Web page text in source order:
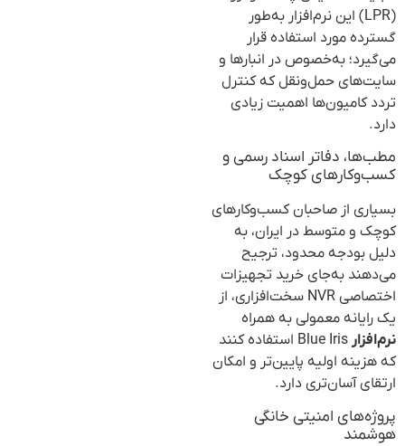
(LPR) این نرم‌افزار به‌طور
گسترده مورد استفاده قرار
می‌گیرد؛ به‌خصوص در انبارها و
سایت‌های حمل‌ونقل که کنترل
تردد کامیون‌ها اهمیت زیادی
دارد.
مطب‌ها، دفاتر اسناد رسمی و
کسب‌وکارهای کوچک
بسیاری از صاحبان کسب‌وکارهای
کوچک و متوسط در ایران، به
دلیل بودجه محدود، ترجیح
می‌دهند به‌جای خرید تجهیزات
اختصاصی NVR سخت‌افزاری، از
یک رایانه معمولی به همراه
نرم‌افزار
Blue Iris استفاده کنند
که هزینه اولیه پایین‌تر و امکان
ارتقای آسان‌تری دارد.
پروژه‌های امنیتی خانگی
هوشمند